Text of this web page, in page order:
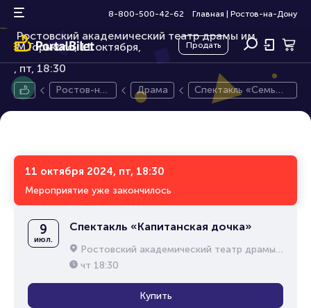
8-800-500-42-62 Главная Ростов-на-Дону
Продать
Спектакль «Семью восемь»
Ростовский академический театр драмы им.
М.Горького, 11 октября,
12+
пт, 18:30
Ростов-на-
Драма
Спектакль «Семью
восемь»
11 октября 2024, пт, 18:30
Мероприятие уже закончилось
9
июл.
Спектакль «Капитанская дочка»
Ростовский академический театр драмы им. М.Горького
чт 18:30
Купить